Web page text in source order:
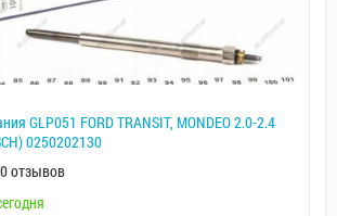
GLP051 FORD TRANSIT, MONDEO 2.0-2.4
0250202130
0 отзывов